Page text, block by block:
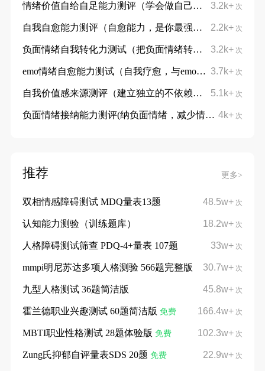
3.2k+ 次
情绪价值自给自足能力测评（学会做自己的情绪靠山）
2.2k+ 次
自我自愈能力测评（自愈能力，是你最强大的底气）
3.2k+ 次
负面情绪自我转化力测试（把负面情绪转化为成长动力）
3.7k+ 次
emo情绪自愈能力测试（自我疗愈，与emo和平相处）
5.1k+ 次
自我价值感来源测评（建立独立的不依赖的自信）
4k+ 次
负面情绪接纳能力测评(纳负面情绪，减少情绪内耗)
推荐 更多>
48.5w+ 次
双相情感障碍测试 MDQ量表13题
18.2w+ 次
认知能力测验（训练题库）
33w+ 次
人格障碍测试筛查 PDQ-4+量表 107题
30.7w+ 次
mmpi明尼苏达多项人格测验 566题完整版
45.8w+ 次
九型人格测试 36题简洁版
166.4w+ 次
霍兰德职业兴趣测试 60题简洁版 免费
102.3w+ 次
MBTI职业性格测试 28题体验版 免费
22.9w+ 次
Zung氏抑郁自评量表SDS 20题 免费